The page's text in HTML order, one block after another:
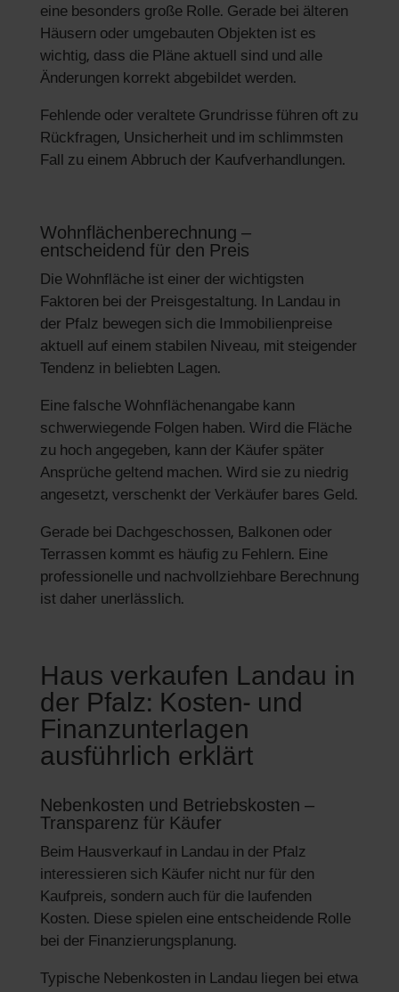
eine besonders große Rolle. Gerade bei älteren
Häusern oder umgebauten Objekten ist es
wichtig, dass die Pläne aktuell sind und alle
Änderungen korrekt abgebildet werden.
Fehlende oder veraltete Grundrisse führen oft zu
Rückfragen, Unsicherheit und im schlimmsten
Fall zu einem Abbruch der Kaufverhandlungen.
Wohnflächenberechnung –
entscheidend für den Preis
Die Wohnfläche ist einer der wichtigsten
Faktoren bei der Preisgestaltung. In Landau in
der Pfalz bewegen sich die Immobilienpreise
aktuell auf einem stabilen Niveau, mit steigender
Tendenz in beliebten Lagen.
Eine falsche Wohnflächenangabe kann
schwerwiegende Folgen haben. Wird die Fläche
zu hoch angegeben, kann der Käufer später
Ansprüche geltend machen. Wird sie zu niedrig
angesetzt, verschenkt der Verkäufer bares Geld.
Gerade bei Dachgeschossen, Balkonen oder
Terrassen kommt es häufig zu Fehlern. Eine
professionelle und nachvollziehbare Berechnung
ist daher unerlässlich.
Haus verkaufen Landau in
der Pfalz: Kosten- und
Finanzunterlagen
ausführlich erklärt
Nebenkosten und Betriebskosten –
Transparenz für Käufer
Beim Hausverkauf in Landau in der Pfalz
interessieren sich Käufer nicht nur für den
Kaufpreis, sondern auch für die laufenden
Kosten. Diese spielen eine entscheidende Rolle
bei der Finanzierungsplanung.
Typische Nebenkosten in Landau liegen bei etwa